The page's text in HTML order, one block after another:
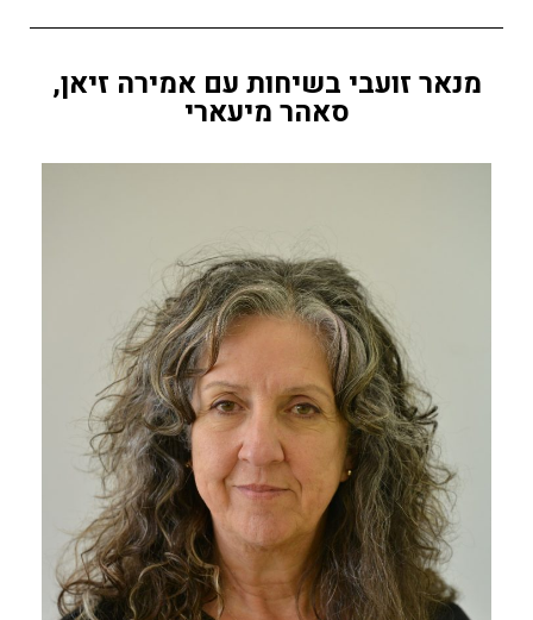
מנאר זועבי בשיחות עם אמירה זיאן,
סאהר מיעארי